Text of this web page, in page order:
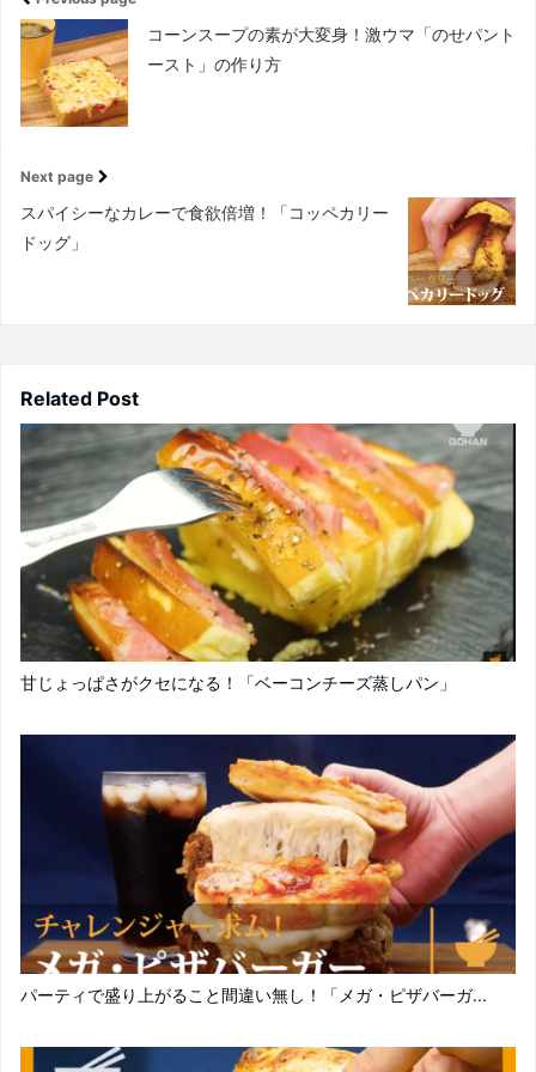
コーンスープの素が大変身！激ウマ「のせパント
ースト」の作り方
Next page
スパイシーなカレーで食欲倍増！「コッペカリー
ドッグ」
Related Post
甘じょっぱさがクセになる！「ベーコンチーズ蒸しパン」
パーティで盛り上がること間違い無し！「メガ・ピザバーガ...